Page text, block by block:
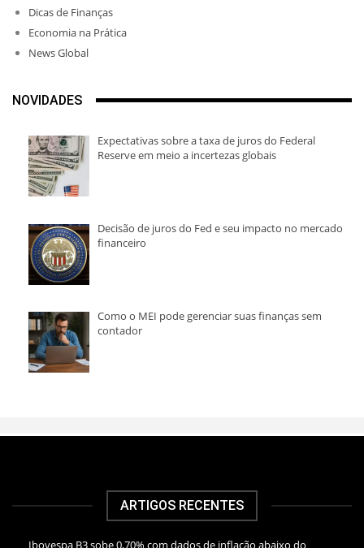
Dicas de Finanças
Economia na Prática
News Global
NOVIDADES
Expectativas sobre a taxa de juros do Federal
Reserve em meio a incertezas globais
Decisão de juros do Fed e seu impacto no mercado
financeiro
Como o MEI pode gerenciar suas finanças sem
contador
ARTIGOS RECENTES
Ibovespa B3 sobe 0,70% com dados de inflação abaixo do